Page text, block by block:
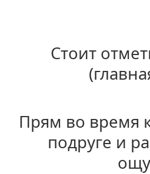
Стоит
Прям во время
подруге и